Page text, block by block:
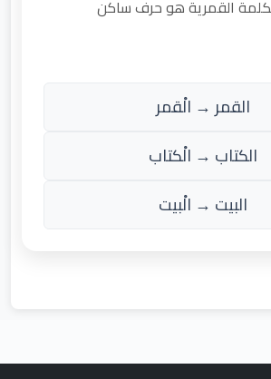
القمرية هو حرف ساكن
القمر → الْقمر
الكتاب → الْكتاب
البيت → الْبيت